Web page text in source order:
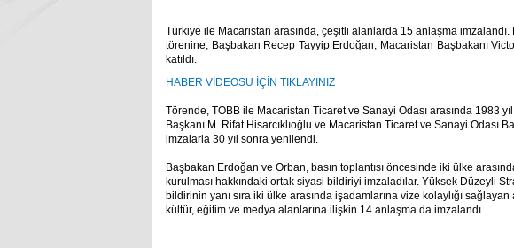
Türkiye ile Macaristan arasında, çeşitli alanlarda 15 anlaşma
törenine, Başbakan Recep Tayyip Erdoğan, Macaristan Başbakanı
katıldı.​
HABER VİDEOSU İÇİN TIKLAYINIZ
Törende, TOBB ile Macaristan Ticaret ve Sanayi Odası arasında 1983
Başkanı M. Rifat Hisarcıklıoğlu ve Macaristan Ticaret ve Sanayi Odası
imzalarla 30 yıl sonra yenilendi.
Başbakan Erdoğan ve Orban, basın toplantısı öncesinde iki ülke
kurulması hakkındaki ortak siyasi bildiriyi imzaladılar. Yüksek Düzeyli
bildirinin yanı sıra iki ülke arasında işadamlarına vize kolaylığı
kültür, eğitim ve medya alanlarına ilişkin 14 anlaşma da imzalandı.